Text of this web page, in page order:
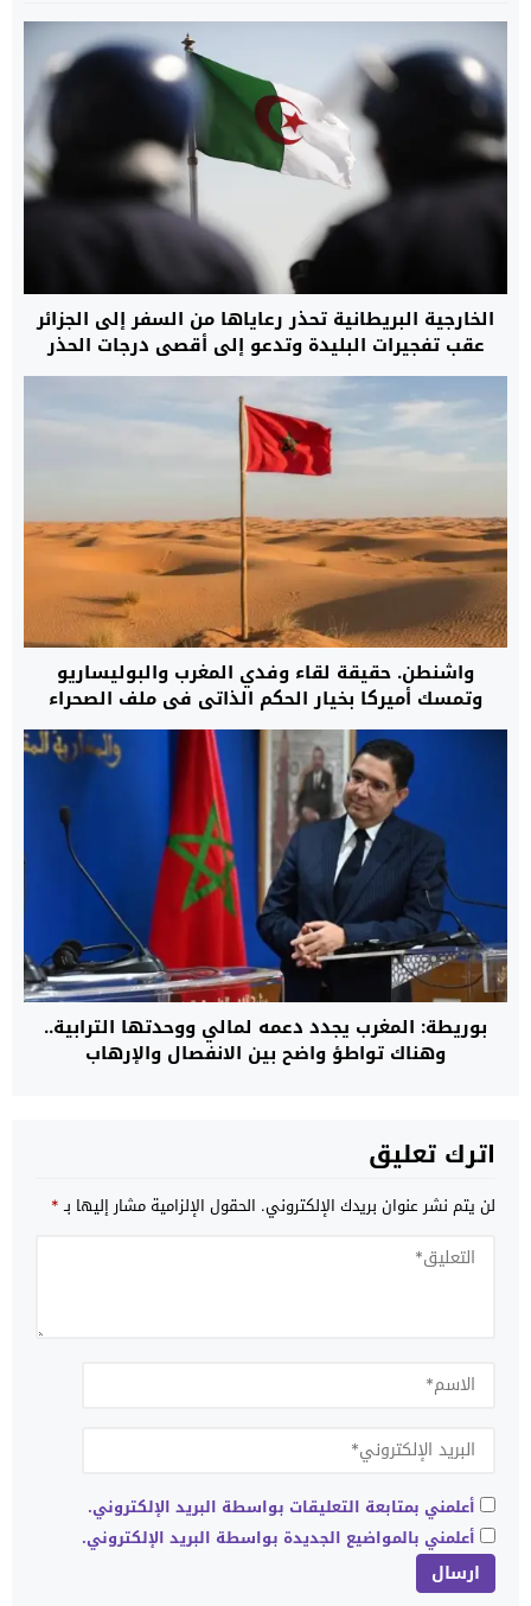
الخارجية البريطانية تحذر رعاياها من السفر إلى الجزائر
عقب تفجيرات البليدة وتدعو إلى أقصى درجات الحذر
واشنطن. حقيقة لقاء وفدي المغرب والبوليساريو
وتمسك أميركا بخيار الحكم الذاتي في ملف الصحراء
بوريطة: المغرب يجدد دعمه لمالي ووحدتها الترابية..
وهناك تواطؤ واضح بين الانفصال والإرهاب
اترك تعليق
لن يتم نشر عنوان بريدك الإلكتروني. الحقول الإلزامية مشار إليها بـ*
أعلمني بمتابعة التعليقات بواسطة البريد الإلكتروني.
أعلمني بالمواضيع الجديدة بواسطة البريد الإلكتروني.